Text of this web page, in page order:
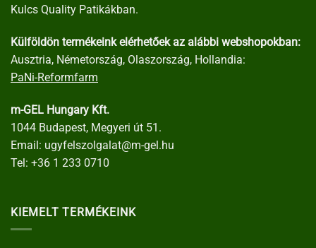
Kulcs Quality Patikákban.
Külföldön termékeink elérhetőek az alábbi webshopokban:
Ausztria, Németország, Olaszország, Hollandia:
PaNi-Reformfarm
m-GEL Hungary Kft.
1044 Budapest, Megyeri út 51.
Email: ugyfelszolgalat@m-gel.hu
Tel: +36 1 233 0710
KIEMELT TERMÉKEINK